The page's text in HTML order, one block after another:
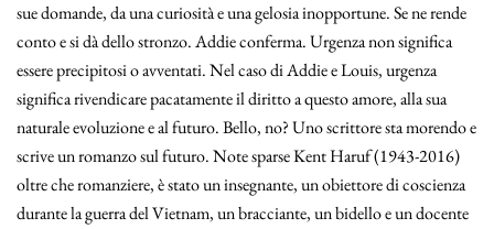
sue domande, da una curiosità e una gelosia inopportune. Se ne rende
conto e si dà dello stronzo. Addie conferma. Urgenza non significa
essere precipitosi o avventati. Nel caso di Addie e Louis, urgenza
significa rivendicare pacatamente il diritto a questo amore, alla sua
naturale evoluzione e al futuro. Bello, no? Uno scrittore sta morendo e
scrive un romanzo sul futuro. Note sparse Kent Haruf (1943-2016)
oltre che romanziere, è stato un insegnante, un obiettore di coscienza
durante la guerra del Vietnam, un bracciante, un bidello e un docente